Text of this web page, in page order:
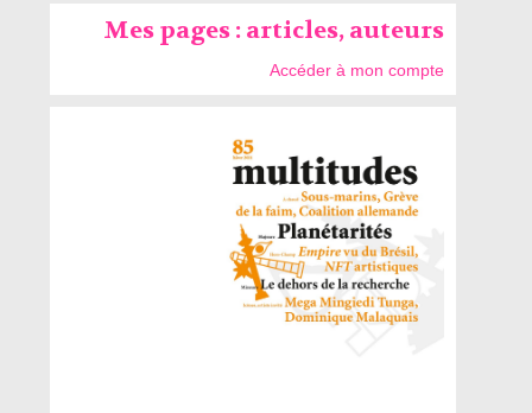
Mes pages : articles, auteurs
Accéder à mon compte